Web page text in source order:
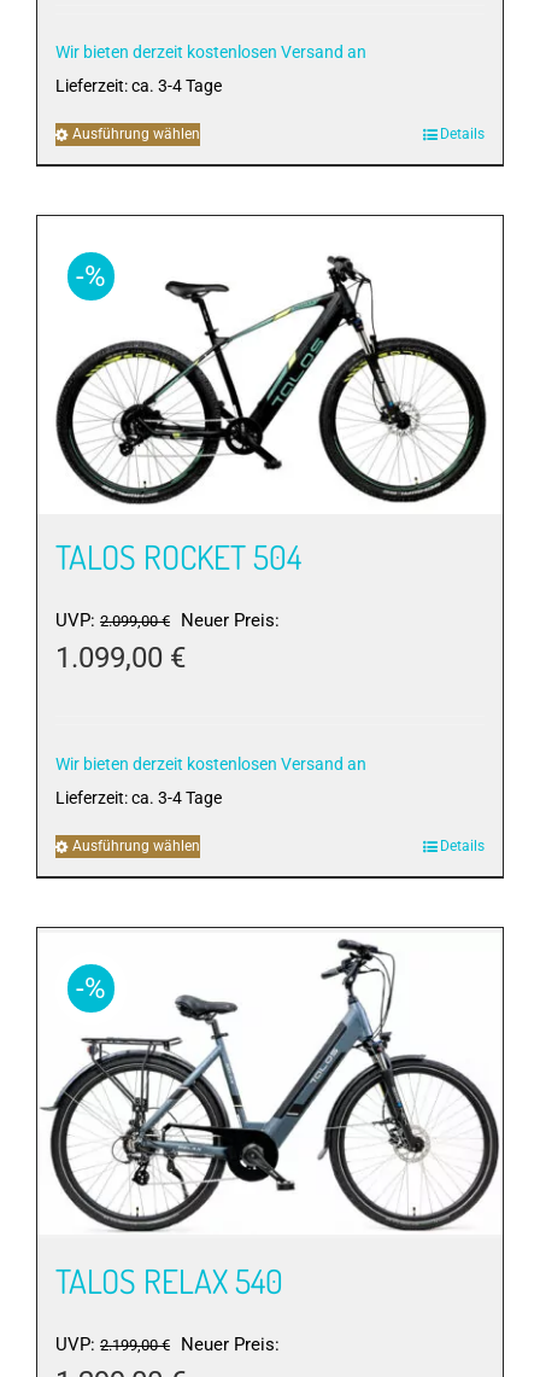
ist:
Wir bieten derzeit kostenlosen Versand an
Lieferzeit:ca. 3-4 Tage
Ausführung wählen
Produkt
auf.
Die
Optionen
können
auf
der
Produktseite
gewählt
Details
-%
TALOS ROCKET 504
UVP: 2.099,00€
Ursprünglicher
Preis
Neuer Preis:
1.099,00 €
ist:
Wir bieten derzeit kostenlosen Versand an
Lieferzeit:ca. 3-4 Tage
Ausführung wählen
Produkt
mehrere
auf.
Die
Optionen
können
auf
der
Produktseite
gewählt
Details
-%
TALOS RELAX 540
UVP: 2.199,00€
Ursprünglicher
Preis
Neuer Preis: